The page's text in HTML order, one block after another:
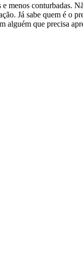
conturbadas.
Já sabe quem é o
alguém que precisa